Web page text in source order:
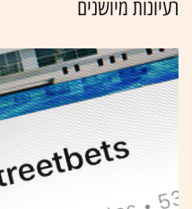
רעיונות מיושנים